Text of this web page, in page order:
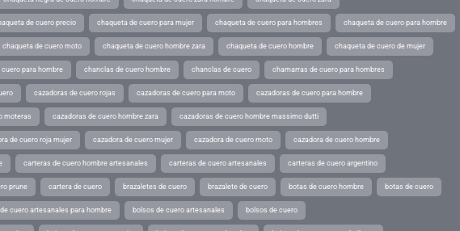
de cuero precio chaqueta de cuero para mujer chaqueta de cuero para hombres chaqueta de cuero para hombre
chaqueta de cuero moto chaqueta de cuero hombre zara chaqueta de cuero hombre chaqueta de cuero de mujer
para hombre chanclas de cuero hombre chanclas de cuero chamarras de cuero para hombres
cazadoras de cuero rojas cazadoras de cuero para moto cazadoras de cuero para hombre
moteras cazadoras de cuero hombre zara cazadoras de cuero hombre massimo dutti
de cuero roja mujer cazadora de cuero mujer cazadora de cuero moto cazadora de cuero hombre
carteras de cuero hombre artesanales carteras de cuero artesanales carteras de cuero argentino
prune cartera de cuero brazaletes de cuero brazalete de cuero botas de cuero hombre botas de cuero
cuero artesanales para hombre bolsos de cuero artesanales bolsos de cuero